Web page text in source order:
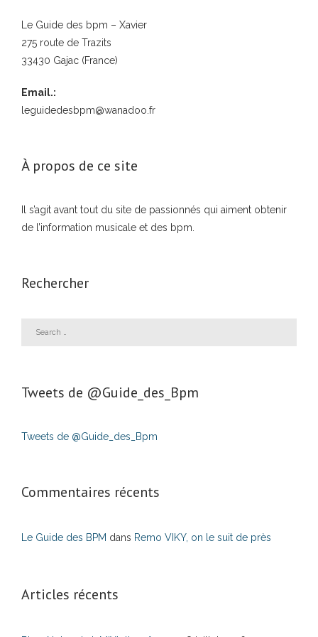
Le Guide des bpm – Xavier
275 route de Trazits
33430 Gajac (France)
Email.:
leguidedesbpm@wanadoo.fr
À propos de ce site
Il s’agit avant tout du site de passionnés qui aiment obtenir
de l’information musicale et des bpm.
Rechercher
Tweets de ‎@Guide_des_Bpm
Tweets de @Guide_des_Bpm
Commentaires récents
Le Guide des BPM dans Remo VIKY, on le suit de près
Articles récents